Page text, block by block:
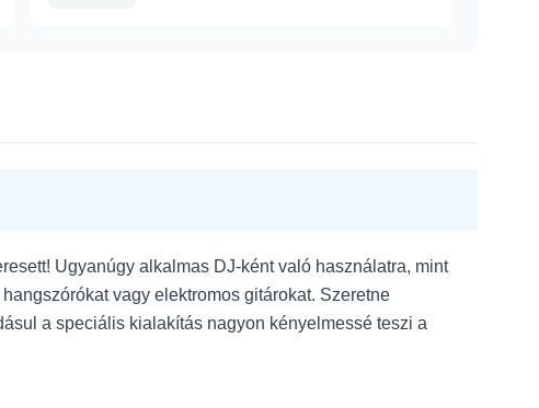
Ugyanúgy alkalmas DJ-ként való használatra, mint
vagy elektromos gitárokat. Szeretne
a speciális kialakítás nagyon kényelmessé teszi a